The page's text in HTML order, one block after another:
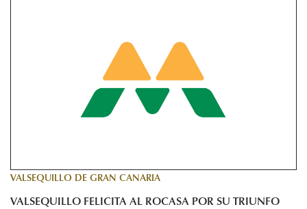
VALSEQUILLO DE GRAN CANARIA
VALSEQUILLO FELICITA AL ROCASA POR SU TRIUNFO